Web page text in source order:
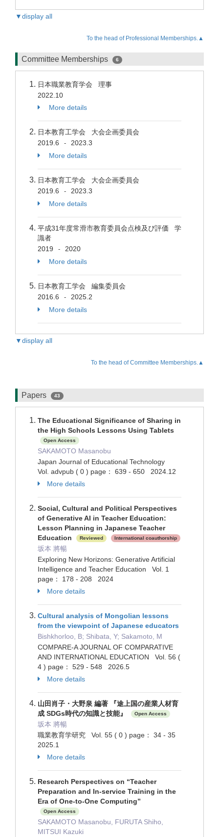
▼display all
To the head of Professional Memberships.▲
Committee Memberships 6
日本職業教育学会 理事
2022.10
More details
日本教育工学会 大会企画委員会
2019.6
-
2023.3
More details
日本教育工学会 大会企画委員会
2019.6
-
2023.3
More details
平成31年度常滑市教育委員会点検及び評価 学
識者
2019
-
2020
More details
日本教育工学会 編集委員会
2016.6
-
2025.2
More details
▼display all
To the head of Committee Memberships.▲
Papers 43
The Educational Significance of Sharing in
the High Schools Lessons Using Tablets
Open Access
SAKAMOTO Masanobu
Japan Journal of Educational Technology
Vol. advpub ( 0 ) page： 639 - 650 2024.12
More details
Social, Cultural and Political Perspectives
of Generative AI in Teacher Education:
Lesson Planning in Japanese Teacher
Education
Reviewed International coauthorship
坂本 將暢
Exploring New Horizons: Generative Artificial
Intelligence and Teacher Education Vol. 1
page： 178 - 208 2024
More details
Cultural analysis of Mongolian lessons
from the viewpoint of Japanese educators
Bishkhorloo, B; Shibata, Y; Sakamoto, M
COMPARE-A JOURNAL OF COMPARATIVE
AND INTERNATIONAL EDUCATION Vol. 56 (
4 ) page： 529 - 548 2026.5
More details
山田肖子・大野泉 編著 『途上国の産業人材育
成 SDGs時代の知識と技能』
Open Access
坂本 將暢
職業教育学研究 Vol. 55 ( 0 ) page： 34 - 35
2025.1
More details
Research Perspectives on “Teacher
Preparation and In-service Training in the
Era of One-to-One Computing”
Open Access
SAKAMOTO Masanobu, FURUTA Shiho,
MITSUI Kazuki